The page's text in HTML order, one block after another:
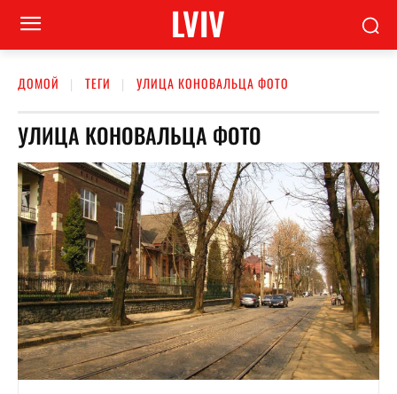
LVIV
ДОМОЙ ТЕГИ УЛИЦА КОНОВАЛЬЦА ФОТО
УЛИЦА КОНОВАЛЬЦА ФОТО